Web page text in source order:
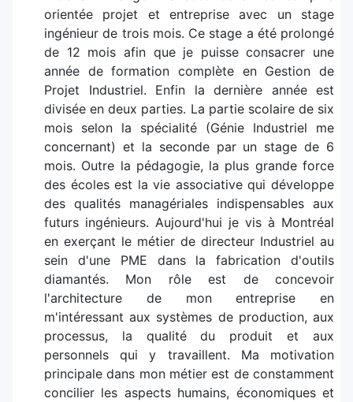
orientée projet et entreprise avec un stage
ingénieur de trois mois. Ce stage a été prolongé
de 12 mois afin que je puisse consacrer une
année de formation complète en Gestion de
Projet Industriel. Enfin la dernière année est
divisée en deux parties. La partie scolaire de six
mois selon la spécialité (Génie Industriel me
concernant) et la seconde par un stage de 6
mois. Outre la pédagogie, la plus grande force
des écoles est la vie associative qui développe
des qualités managériales indispensables aux
futurs ingénieurs. Aujourd'hui je vis à Montréal
en exerçant le métier de directeur Industriel au
sein d'une PME dans la fabrication d'outils
diamantés. Mon rôle est de concevoir
l'architecture de mon entreprise en
m'intéressant aux systèmes de production, aux
processus, la qualité du produit et aux
personnels qui y travaillent. Ma motivation
principale dans mon métier est de constamment
concilier les aspects humains, économiques et